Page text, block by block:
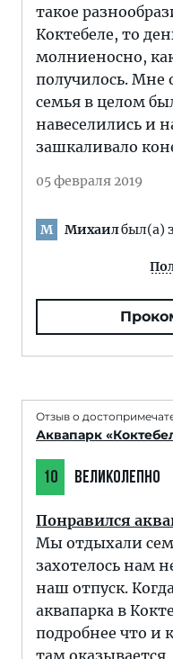
такое
Коктебеле, то
молниеносно,
получилось. Мне
семья в целом
навеселились и
зашкаливало
05 февраля 2019
М Михаилбыл(а)
Отзыв о
Аквапарк
10 ВЕЛИКОЛЕПНО
Понравился
Мы отдыхали
захотелось нам
наш отпуск.
аквапарка в
подробнее что и
там